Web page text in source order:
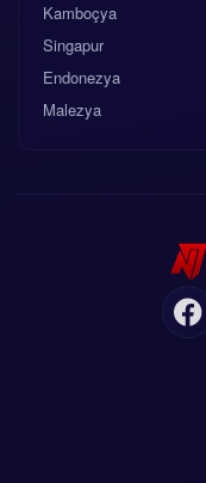
Kamboçya
Singapur
Endonezya
Malezya